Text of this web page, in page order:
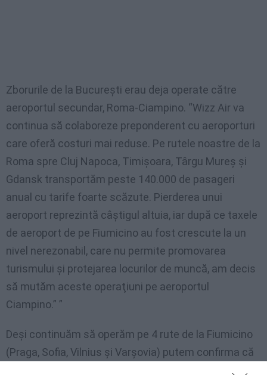
Zborurile de la Bucureşti erau deja operate către
aeroportul secundar, Roma-Ciampino. “Wizz Air va
continua să colaboreze preponderent cu aeroporturi
care oferă costuri mai reduse. Pe rutele noastre de la
Roma spre Cluj Napoca, Timişoara, Târgu Mureş şi
Gdansk transportăm peste 140.000 de pasageri
anual cu tarife foarte scăzute. Pierderea unui
aeroport reprezintă câştigul altuia, iar după ce taxele
de aeroport de pe Fiumicino au fost crescute la un
nivel nerezonabil, care nu permite promovarea
turismului şi protejarea locurilor de muncă, am decis
să mutăm aceste operaţiuni pe aeroportul
Ciampino.” ”
Deşi continuăm să operăm pe 4 rute de la Fiumicino
(Praga, Sofia, Vilnius şi Varşovia) putem confirma că